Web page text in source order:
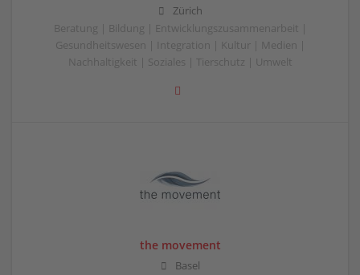
Zürich
Beratung | Bildung | Entwicklungszusammenarbeit |
Gesundheitswesen | Integration | Kultur | Medien |
Nachhaltigkeit | Soziales | Tierschutz | Umwelt
the movement
Basel